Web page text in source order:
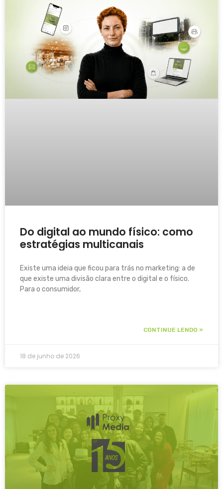
Do digital ao mundo físico: como
estratégias multicanais
reais
Existe uma ideia que ficou para trás no marketing: a de
que existe uma divisão clara entre o digital e o físico.
Para o consumidor,
CONTINUE LENDO »
18 de junho de 2026